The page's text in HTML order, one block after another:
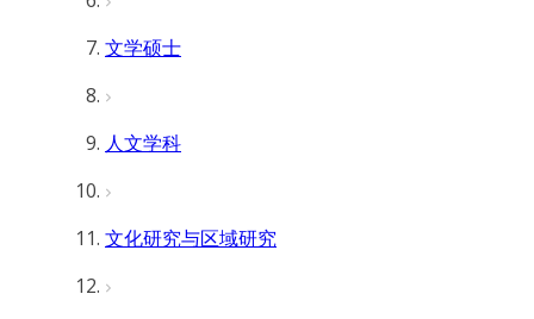
文学硕士
人文学科
文化研究与区域研究